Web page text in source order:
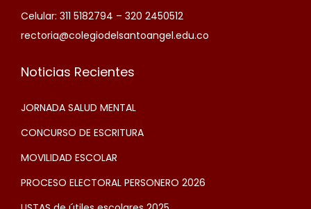
Celular: 311 5182794 – 320 2450512
rectoria@colegiodelsantoangel.edu.co
Noticias Recientes
JORNADA SALUD MENTAL
CONCURSO DE ESCRITURA
MOVILIDAD ESCOLAR
PROCESO ELECTORAL PERSONERO 2026